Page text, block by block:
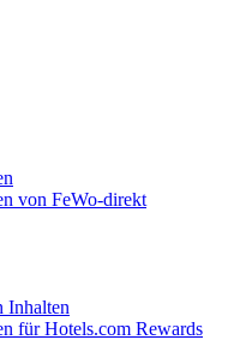
von FeWo-direkt
Inhalten
für Hotels.com Rewards